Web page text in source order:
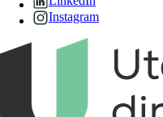
Instagram